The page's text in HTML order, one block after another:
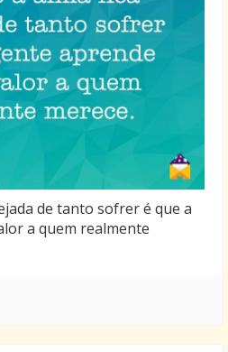
de tanto sofrer é que a
a quem realmente